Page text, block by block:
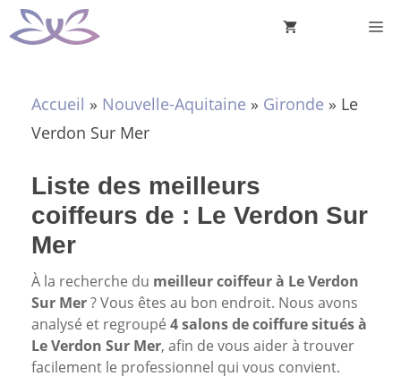
Aller
au
Accueil » Nouvelle-Aquitaine » Gironde » Le
Verdon Sur Mer
Liste des meilleurs
coiffeurs de : Le Verdon Sur
Mer
À la recherche du meilleur coiffeur à Le Verdon
Sur Mer? Vous êtes au bon endroit. Nous avons
analysé et regroupé 4 salons de coiffure situés à
Le Verdon Sur Mer, afin de vous aider à trouver
facilement le professionnel qui vous convient.